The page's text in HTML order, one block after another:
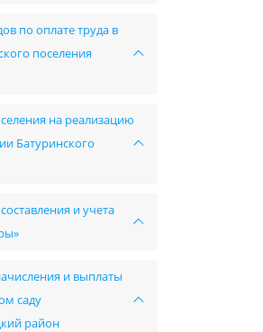
по оплате труда в
поселения
на реализацию
Батуринского
и учета
и выплаты
саду
район